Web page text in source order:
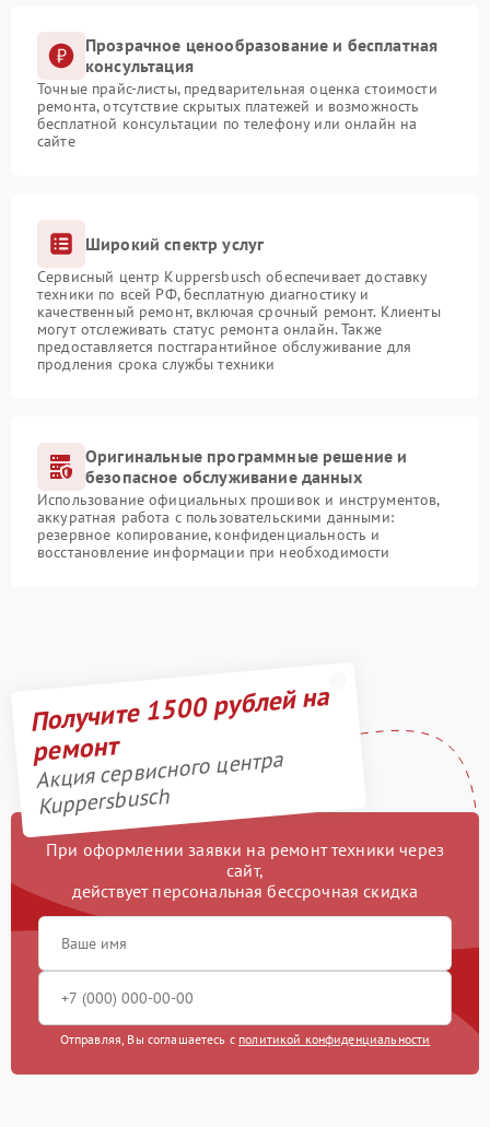
Прозрачное ценообразование и бесплатная
консультация
Точные прайс-листы, предварительная оценка стоимости
ремонта, отсутствие скрытых платежей и возможность
бесплатной консультации по телефону или онлайн на
сайте
Широкий спектр услуг
Сервисный центр Kuppersbusch обеспечивает доставку
техники по всей РФ, бесплатную диагностику и
качественный ремонт, включая срочный ремонт. Клиенты
могут отслеживать статус ремонта онлайн. Также
предоставляется постгарантийное обслуживание для
продления срока службы техники
Оригинальные программные решение и
безопасное обслуживание данных
Использование официальных прошивок и инструментов,
аккуратная работа с пользовательскими данными:
резервное копирование, конфиденциальность и
восстановление информации при необходимости
Получите 1500 рублей на
ремонт
Акция сервисного центра
Kuppersbusch
При оформлении заявки на ремонт техники через
сайт,
действует персональная бессрочная скидка
Отправляя, Вы соглашаетесь с политикой конфиденциальности